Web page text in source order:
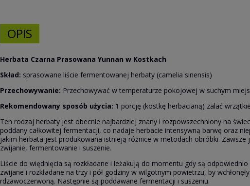
OPIS
Herbata Czarna Prasowana Yunnan w Kostkach
Skład: sprasowane liście fermentowanej herbaty (camelia sinensis)
Przechowywanie: Przechowywać w temperaturze pokojowej w suchym
Rekomendowany sposób użycia: 1 porcję (kostkę herbacianą) zalać
Ten rodzaj herbaty jest obecnie najbardziej znany i rozpowszechniony na
poddany całkowitej fermentacji, co nadaje herbacie intensywną barwę oraz
jakim herbata jest produkowana istnieją różnice w metodach obróbki.
zwijanie, fermentowanie i suszenie.
Liście do więdnięcia są rozkładane i leżakują do momentu gdy są
zwijane i rozkładane na trzy i pół godziny w wilgotnym powietrzu, by
rdzawoczerwoną. Następnie są poddawane fermentacji i suszeniu.